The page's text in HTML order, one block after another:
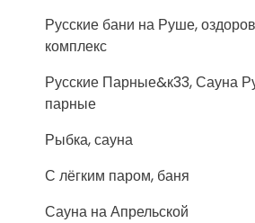
Русские бани на Руше,
комплекс
Русские Парные&к33, Сауна
парные
Рыбка, сауна
С лёгким паром, баня
Сауна на Апрельской